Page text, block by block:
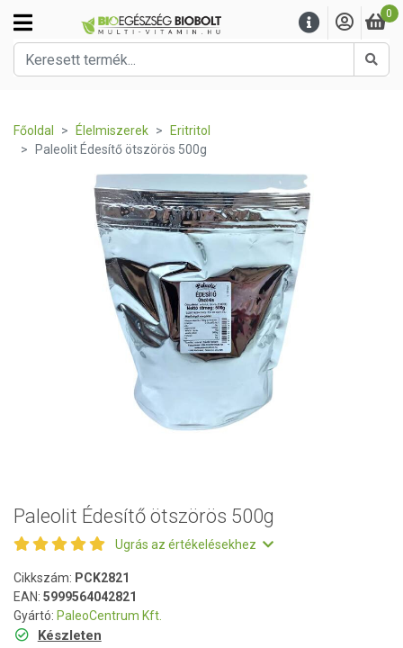
0
Főoldal Élelmiszerek
Eritritol
Paleolit Édesítő ötszörös 500g
Paleolit Édesítő ötszörös 500g
Ugrás az értékelésekhez
Cikkszám: PCK2821
EAN: 5999564042821
Gyártó: PaleoCentrum Kft.
Készleten